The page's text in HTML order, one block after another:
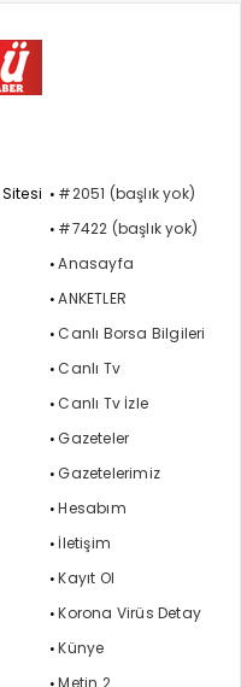
#2051 (başlık yok)
#7422 (başlık yok)
Anasayfa
ANKETLER
Canlı Borsa Bilgileri
Canlı Tv
Canlı Tv İzle
Gazeteler
Gazetelerimiz
Hesabım
İletişim
Kayıt Ol
Korona Virüs Detay
Künye
Metin 2